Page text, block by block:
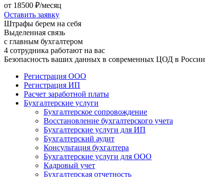
от 18500 ₽/месяц
Оставить заявку
Штрафы берем на себя
Выделенная связь
с главным бухгалтером
4 сотрудника работают на вас
Безопасность ваших данных в современных ЦОД в России
Регистрация ООО
Регистрация ИП
Расчет заработной платы
Бухгалтерские услуги
Бухгалтерское сопровождение
Восстановление бухгалтерского учета
Бухгалтерские услуги для ИП
Бухгалтерский аудит
Консультация бухгалтера
Бухгалтерские услуги для ООО
Кадровый учет
Бухгалтерская отчетность